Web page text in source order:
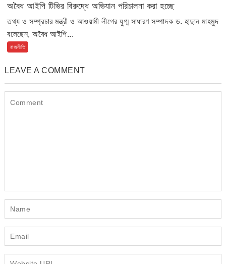
অবৈধ আইপি টিভির বিরুদ্ধে অভিযান পরিচালনা করা হচ্ছে
তথ্য ও সম্প্রচার মন্ত্রী ও আওয়ামী লীগের যুগ্ম সাধারণ সম্পাদক ড. হাছান মাহমুদ
বলেছেন, অবৈধ আইপি...
রাজনীতি
LEAVE A COMMENT